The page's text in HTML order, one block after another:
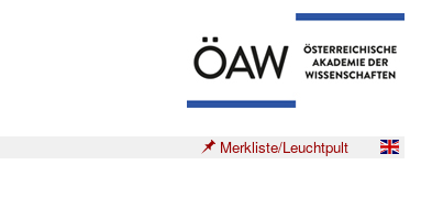
Merkliste/Leuchtpult